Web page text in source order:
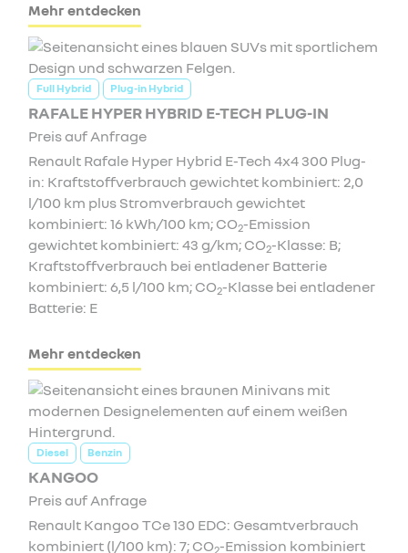
Mehr entdecken
Full Hybrid Plug-in Hybrid
RAFALE HYPER HYBRID E-TECH PLUG-IN
Preis auf Anfrage
Renault Rafale Hyper Hybrid E-Tech 4x4 300 Plug-
in: Kraftstoffverbrauch gewichtet kombiniert: 2,0
l/100 km plus Stromverbrauch gewichtet
kombiniert: 16 kWh/100 km; CO2-Emission
gewichtet kombiniert: 43 g/km; CO2-Klasse: B;
Kraftstoffverbrauch bei entladener Batterie
kombiniert: 6,5 l/100 km; CO2-Klasse bei entladener
Batterie: E
Mehr entdecken
Diesel Benzin
KANGOO
Preis auf Anfrage
Renault Kangoo TCe 130 EDC: Gesamtverbrauch
kombiniert (l/100 km): 7; CO2-Emission kombiniert